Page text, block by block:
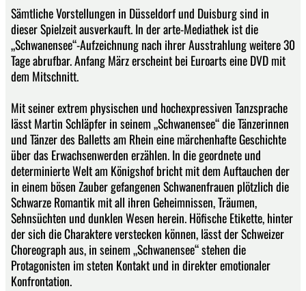
Sämtliche Vorstellungen in Düsseldorf und Duisburg sind in
dieser Spielzeit ausverkauft. In der arte-Mediathek ist die
„Schwanensee“-Aufzeichnung nach ihrer Ausstrahlung weitere 30
Tage abrufbar. Anfang März erscheint bei Euroarts eine DVD mit
dem Mitschnitt.
Mit seiner extrem physischen und hochexpressiven Tanzsprache
lässt Martin Schläpfer in seinem „Schwanensee“ die Tänzerinnen
und Tänzer des Balletts am Rhein eine märchenhafte Geschichte
über das Erwachsenwerden erzählen. In die geordnete und
determinierte Welt am Königshof bricht mit dem Auftauchen der
in einem bösen Zauber gefangenen Schwanenfrauen plötzlich die
Schwarze Romantik mit all ihren Geheimnissen, Träumen,
Sehnsüchten und dunklen Wesen herein. Höfische Etikette, hinter
der sich die Charaktere verstecken können, lässt der Schweizer
Choreograph aus, in seinem „Schwanensee“ stehen die
Protagonisten im steten Kontakt und in direkter emotionaler
Konfrontation.